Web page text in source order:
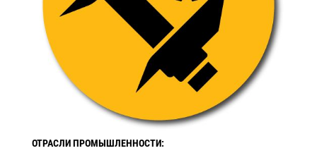
ОТРАСЛИ ПРОМЫШЛЕННОСТИ: